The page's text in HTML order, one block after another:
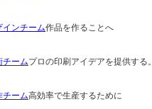
インチーム作品を作ることへ
チームプロの印刷アイデアを提供する。
チーム高効率で生産するために